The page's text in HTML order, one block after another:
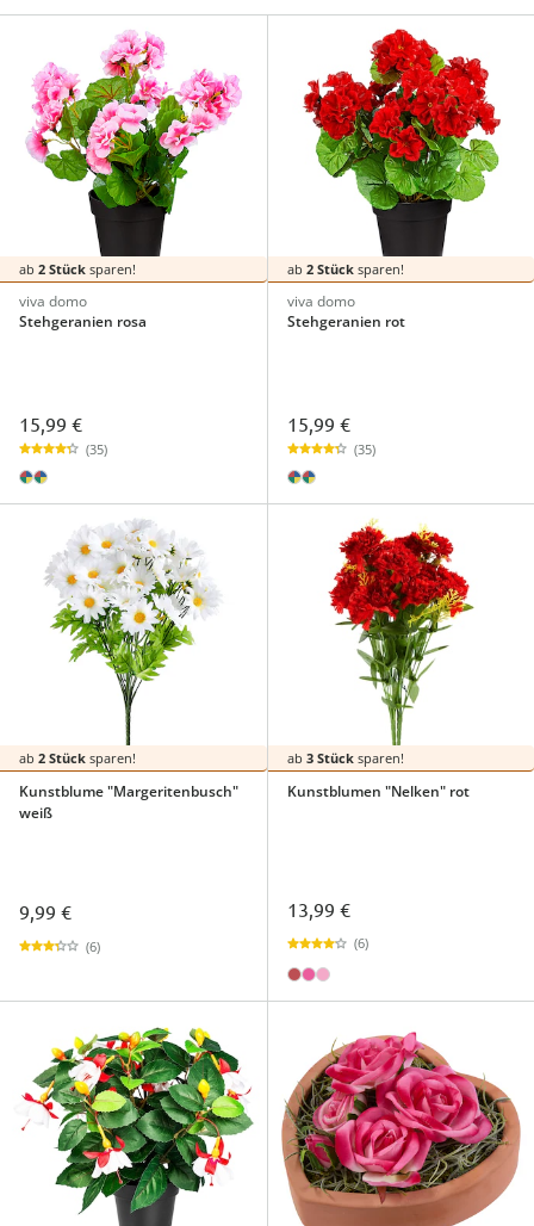
ab 2 Stück sparen!
viva domo
Stehgeranien rosa
15,99 €
(35)
ab 2 Stücksparen!
viva domo
Stehgeranien rot
15,99 €
(35)
ab 2 Stück sparen!
Kunstblume "Margeritenbusch"
weiß
9,99 €
(6)
ab 3 Stücksparen!
Kunstblumen "Nelken" rot
13,99 €
(6)